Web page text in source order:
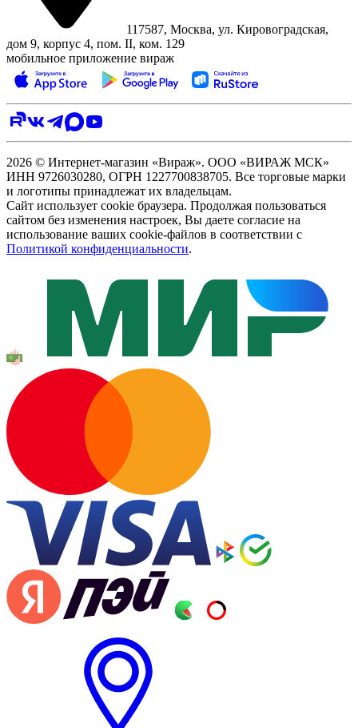
117587, Москва, ул. Кировоградская,
дом 9, корпус 4, пом. II, ком. 129
мобильное приложение вираж
2026 © Интернет-магазин «Вираж». ООО «ВИРАЖ МСК»
ИНН 9726030280, ОГРН 1227700838705. Все торговые марки
и логотипы принадлежат их владельцам.
Сайт использует cookie браузера. Продолжая пользоваться
сайтом без изменения настроек, Вы даете согласие на
использование ваших cookie-файлов в соответствии с
Политикой конфиденциальности.